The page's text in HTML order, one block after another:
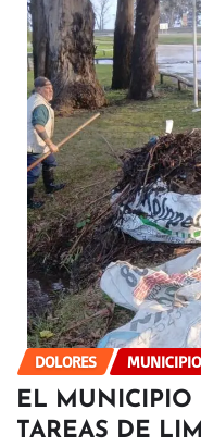
DOLORES
EL MUNICIPIO
TAREAS DE